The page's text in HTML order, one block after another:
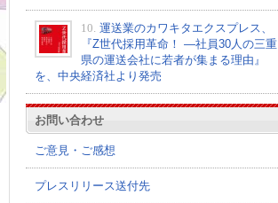
10. 運送業のカワキタエクスプレス、
『Z世代採用革命！ ―社員30人の三重
県の運送会社に若者が集まる理由』
を、中央経済社より発売
お問い合わせ
ご意見・ご感想
プレスリリース送付先